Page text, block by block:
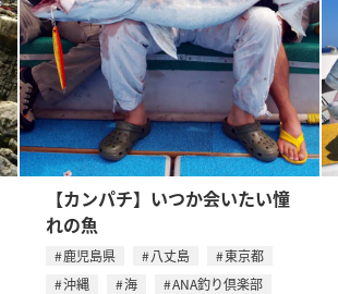
【カンパチ】いつか会いたい憧
れの魚
鹿児島県 八丈島
東京都
沖縄
海
ANA釣り倶楽部